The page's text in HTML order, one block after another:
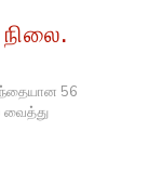
56
வைத்து